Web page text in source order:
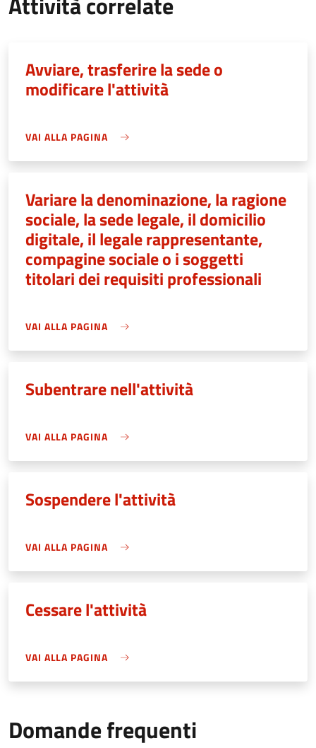
Avviare, trasferire la sede o
modificare l'attività
VAI ALLA PAGINA
Variare la denominazione, la ragione
sociale, la sede legale, il domicilio
digitale, il legale rappresentante,
compagine sociale o i soggetti
titolari dei requisiti professionali
VAI ALLA PAGINA
Subentrare nell'attività
VAI ALLA PAGINA
Sospendere l'attività
VAI ALLA PAGINA
Cessare l'attività
VAI ALLA PAGINA
Domande frequenti